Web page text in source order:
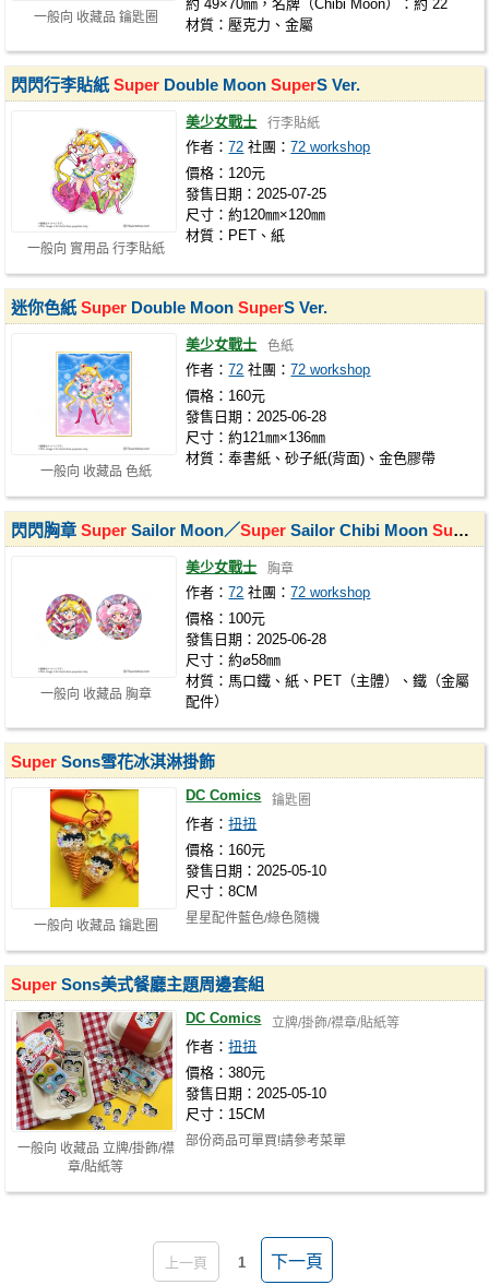
一般向 收藏品 鑰匙圈
約 49×70㎜，名牌（Chibi Moon）：約 22
材質：壓克力、金屬
一般向 實用品 行李貼紙
閃閃行李貼紙Super Double MoonSuperS Ver.
美少女戰士 行李貼紙
作者：72 社團：72 workshop
價格：120元
發售日期：2025-07-25
尺寸：約120㎜×120㎜
材質：PET、紙
一般向 收藏品 色紙
迷你色紙Super Double MoonSuperS Ver.
美少女戰士 色紙
作者：72 社團：72 workshop
價格：160元
發售日期：2025-06-28
尺寸：約121㎜×136㎜
材質：奉書紙、砂子紙(背面)、金色膠帶
一般向 收藏品 胸章
閃閃胸章Super Sailor Moon／Super Sailor Chibi MoonSuper
美少女戰士 胸章
作者：72 社團：72 workshop
價格：100元
發售日期：2025-06-28
尺寸：約⌀58㎜
材質：馬口鐵、紙、PET（主體）、鐵（金屬
配件）
一般向 收藏品 鑰匙圈
Super Sons雪花冰淇淋掛飾
DC Comics 鑰匙圈
作者：扭扭
價格：160元
發售日期：2025-05-10
尺寸：8CM
星星配件藍色/綠色隨機
一般向 收藏品 立牌/掛飾/襟
章/貼紙等
Super Sons美式餐廳主題周邊套組
DC Comics 立牌/掛飾/襟章/貼紙等
作者：扭扭
價格：380元
發售日期：2025-05-10
尺寸：15CM
部份商品可單買!請參考菜單
上一頁 1 下一頁